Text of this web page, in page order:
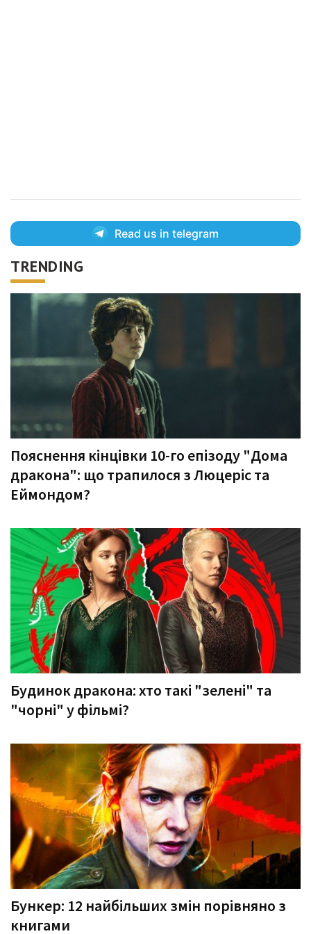
Read us in telegram
TRENDING
Пояснення кінцівки 10-го епізоду "Дома
дракона": що трапилося з Люцеріс та
Еймондом?
Будинок дракона: хто такі "зелені" та
"чорні" у фільмі?
Бункер: 12 найбільших змін порівняно з
книгами